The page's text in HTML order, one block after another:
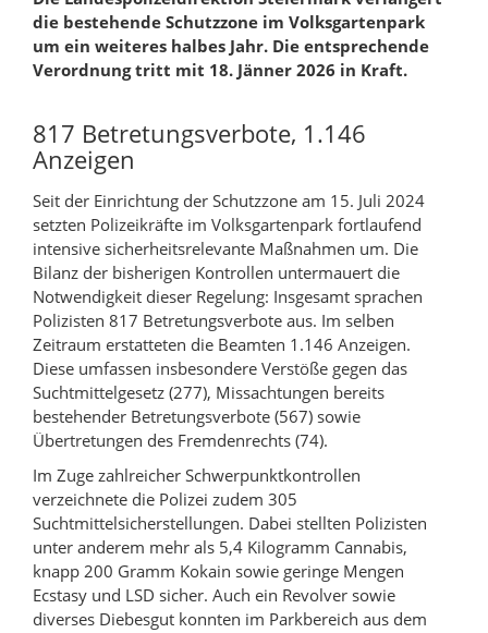
a
n
u
t
r
d
I
t
e
i
l
e
n
o
o
e
l
e
n
die bestehende Schutzzone im Volksgartenpark
um ein weiteres halbes Jahr. Die entsprechende
Verordnung tritt mit 18. Jänner 2026 in Kraft.
817 Betretungsverbote, 1.146
Anzeigen
Seit der Einrichtung der Schutzzone am 15. Juli 2024
setzten Polizeikräfte im Volksgartenpark fortlaufend
intensive sicherheitsrelevante Maßnahmen um. Die
Bilanz der bisherigen Kontrollen untermauert die
Notwendigkeit dieser Regelung: Insgesamt sprachen
Polizisten 817 Betretungsverbote aus. Im selben
Zeitraum erstatteten die Beamten 1.146 Anzeigen.
Diese umfassen insbesondere Verstöße gegen das
Suchtmittelgesetz (277), Missachtungen bereits
bestehender Betretungsverbote (567) sowie
Übertretungen des Fremdenrechts (74).
Im Zuge zahlreicher Schwerpunktkontrollen
verzeichnete die Polizei zudem 305
Suchtmittelsicherstellungen. Dabei stellten Polizisten
unter anderem mehr als 5,4 Kilogramm Cannabis,
knapp 200 Gramm Kokain sowie geringe Mengen
Ecstasy und LSD sicher. Auch ein Revolver sowie
diverses Diebesgut konnten im Parkbereich aus dem